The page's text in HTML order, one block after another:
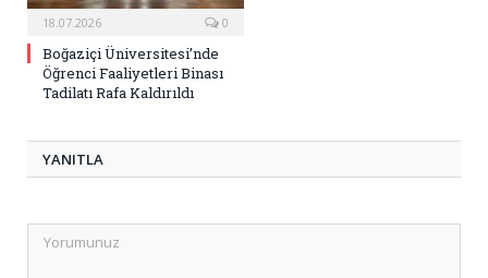
18.07.2026 0
Boğaziçi Üniversitesi’nde
Öğrenci Faaliyetleri Binası
Tadilatı Rafa Kaldırıldı
YANITLA